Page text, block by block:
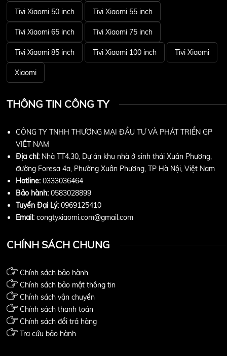
Tivi Xiaomi 50 inch Tivi Xiaomi 55 inch
Tivi Xiaomi 65 inch Tivi Xiaomi 75 inch
Tivi Xiaomi 85 inch Tivi Xiaomi 100 inch Tivi Xiaomi
Xiaomi
THÔNG TIN CÔNG TY
CÔNG TY TNHH THƯƠNG MẠI ĐẦU TƯ VÀ PHÁT TRIỂN GP
VIỆT NAM
Địa chỉ: Nhà TT4.30, Dự án khu nhà ở sinh thái Xuân Phương,
đường Foresa 4a, Phường Xuân Phương, TP Hà Nội, Việt Nam
Hotline:0333036464
Bảo hành:0583028899
Tuyển Đại Lý: 0969125410
Email: congtyxiaomi.com@gmail.com
CHÍNH SÁCH CHUNG
Chính sách bảo hành
Chính sách bảo mật thông tin
Chính sách vận chuyển
Chính sách thanh toán
Chính sách đổi trả hàng
Tra cứu bảo hành